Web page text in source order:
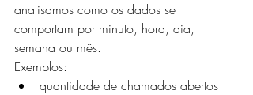
analisamos como os dados se
comportam por minuto, hora, dia,
semana ou mês.
Exemplos:
quantidade de chamados abertos